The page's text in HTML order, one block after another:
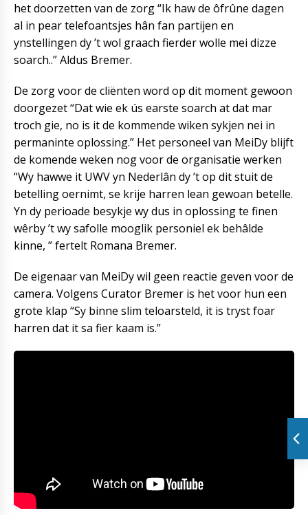
het doorzetten van de zorg “Ik haw de ôfrûne dagen
al in pear telefoantsjes hân fan partijen en
ynstellingen dy ’t wol graach fierder wolle mei dizze
soarch..” Aldus Bremer.
De zorg voor de cliënten word op dit moment gewoon
doorgezet “Dat wie ek ús earste soarch at dat mar
troch gie, no is it de kommende wiken sykjen nei in
permaninte oplossing.” Het personeel van MeiDy blijft
de komende weken nog voor de organisatie werken
“Wy hawwe it UWV yn Nederlân dy ’t op dit stuit de
betelling oernimt, se krije harren lean gewoan betelle.
Yn dy perioade besykje wy dus in oplossing te finen
wêrby ’t wy safolle mooglik personiel ek behâlde
kinne, ” fertelt Romana Bremer.
De eigenaar van MeiDy wil geen reactie geven voor de
camera. Volgens Curator Bremer is het voor hun een
grote klap “Sy binne slim teloarsteld, it is tryst foar
harren dat it sa fier kaam is.”